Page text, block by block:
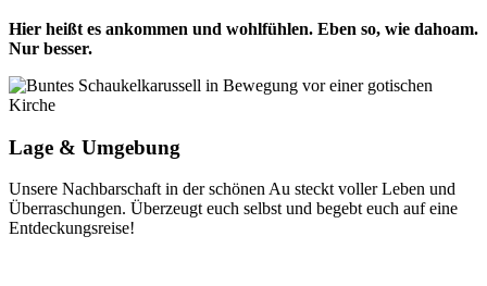
Hier heißt es ankommen und wohlfühlen. Eben so, wie dahoam.
Nur besser.
Lage & Umgebung
Unsere Nachbarschaft in der schönen Au steckt voller Leben und
Überraschungen. Überzeugt euch selbst und begebt euch auf eine
Entdeckungsreise!